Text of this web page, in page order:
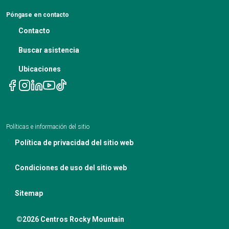
La nutrición en el tratamiento del cáncer
Aviso de no discriminación
Póngase en contacto
Contacto
Buscar asistencia
Ubicaciones
Políticas e información del sitio
Política de privacidad del sitio web
Condiciones de uso del sitio web
Sitemap
©2026 Centros Rocky Mountain